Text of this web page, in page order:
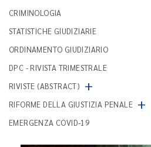
CRIMINOLOGIA
STATISTICHE GIUDIZIARIE
ORDINAMENTO GIUDIZIARIO
DPC - RIVISTA TRIMESTRALE
RIVISTE (ABSTRACT) +
RIFORME DELLA GIUSTIZIA PENALE +
EMERGENZA COVID-19